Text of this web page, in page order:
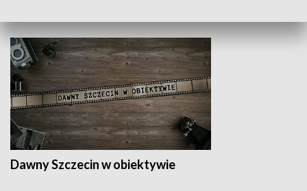
Dawny Szczecin w obiektywie